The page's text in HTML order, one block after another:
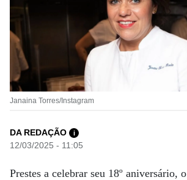
Janaina Torres/Instagram
DA REDAÇÃO i
12/03/2025 - 11:05
Prestes a celebrar seu 18º aniversário, o